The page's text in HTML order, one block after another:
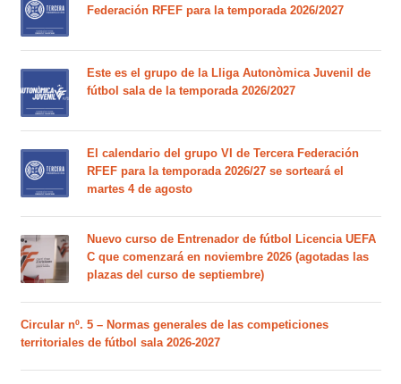
Federación RFEF para la temporada 2026/2027
Este es el grupo de la Lliga Autonòmica Juvenil de
fútbol sala de la temporada 2026/2027
El calendario del grupo VI de Tercera Federación
RFEF para la temporada 2026/27 se sorteará el
martes 4 de agosto
Nuevo curso de Entrenador de fútbol Licencia UEFA
C que comenzará en noviembre 2026 (agotadas las
plazas del curso de septiembre)
Circular nº. 5 – Normas generales de las competiciones
territoriales de fútbol sala 2026-2027